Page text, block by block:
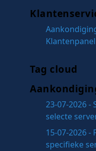
Klantenpanel
Tag cloud
23-07-2026
selecte
15-07-2026 -
specifieke